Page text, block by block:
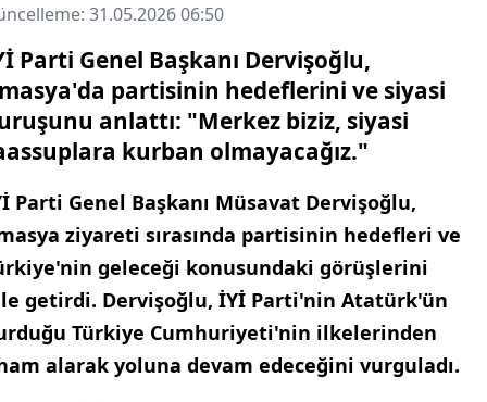
31.05.2026 06:50
Parti Genel Başkanı Dervişoğlu,
partisinin hedeflerini ve siyasi
anlattı: "Merkez biziz, siyasi
kurban olmayacağız."
Parti Genel Başkanı Müsavat Dervişoğlu,
ziyareti sırasında partisinin hedefleri ve
geleceği konusundaki görüşlerini
getirdi. Dervişoğlu, İYİ Parti'nin Atatürk'ün
Türkiye Cumhuriyeti'nin ilkelerinden
alarak yoluna devam edeceğini vurguladı.